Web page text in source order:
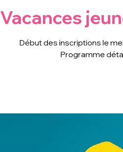
Vacances
Début des inscriptions le
Programme